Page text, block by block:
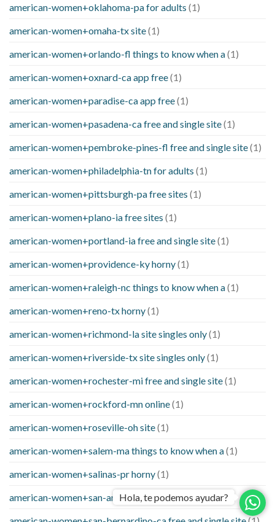
american-women+oklahoma-pa for adults (1)
american-women+omaha-tx site(1)
american-women+orlando-fl things to know when a(1)
american-women+oxnard-ca app free(1)
american-women+paradise-ca app free(1)
american-women+pasadena-ca free and single site(1)
american-women+pembroke-pines-fl free and single site(1)
american-women+philadelphia-tn for adults (1)
american-women+pittsburgh-pa free sites (1)
american-women+plano-ia free sites (1)
american-women+portland-ia free and single site(1)
american-women+providence-ky horny(1)
american-women+raleigh-nc things to know when a(1)
american-women+reno-tx horny(1)
american-women+richmond-la site singles only(1)
american-women+riverside-tx site singles only(1)
american-women+rochester-mi free and single site(1)
american-women+rockford-mn online(1)
american-women+roseville-oh site(1)
american-women+salem-ma things to know when a(1)
american-women+salinas-pr horny(1)
american-women+san-antonio-fl site(1)
Hola, te podemos ayudar?